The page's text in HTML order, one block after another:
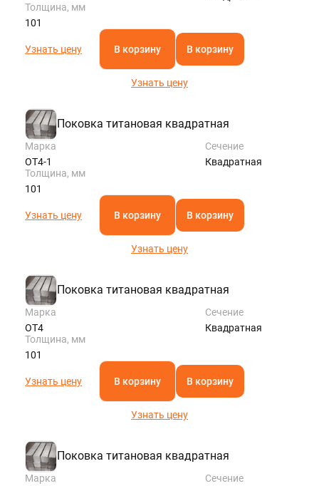
Толщина, мм
101
Узнать цену В корзину В корзину
Узнать цену
Поковка титановая квадратная
Марка
ОТ4-1
Сечение
Квадратная
Толщина, мм
101
Узнать цену В корзину В корзину
Узнать цену
Поковка титановая квадратная
Марка
ОТ4
Сечение
Квадратная
Толщина, мм
101
Узнать цену В корзину В корзину
Узнать цену
Поковка титановая квадратная
Марка
Сечение